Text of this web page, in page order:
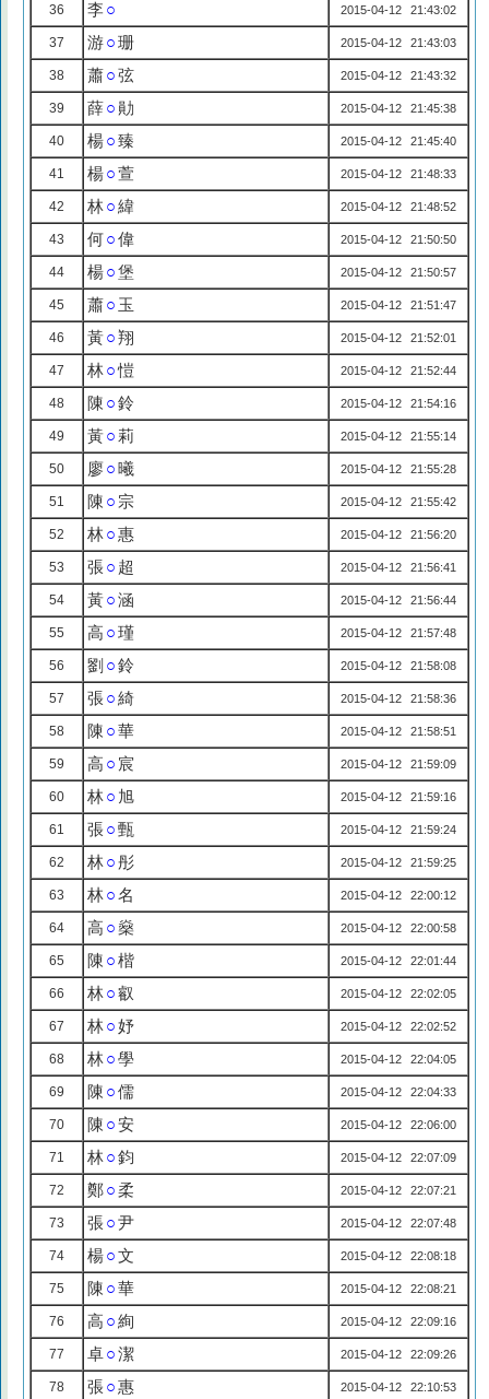
36 李○ 2015-04-12 21:43:02
37 游○珊 2015-04-12 21:43:03
38 蕭○弦 2015-04-12 21:43:32
39 薛○ 勛 2015-04-12 21:45:38
40 楊○臻 2015-04-12 21:45:40
41 楊○萱 2015-04-12 21:48:33
42 林○緯 2015-04-12 21:48:52
43 何○偉 2015-04-12 21:50:50
44 楊○堡 2015-04-12 21:50:57
45 蕭○ 玉 2015-04-12 21:51:47
46 黃○翔 2015-04-12 21:52:01
47 林○愷 2015-04-12 21:52:44
48 陳 ○鈴 2015-04-12 21:54:16
49 黃○ 莉 2015-04-12 21:55:14
50 廖○ 曦 2015-04-12 21:55:28
51 陳 ○ 宗 2015-04-12 21:55:42
52 林○惠 2015-04-12 21:56:20
53 張○ 超 2015-04-12 21:56:41
54 黃○涵 2015-04-12 21:56:44
55 高 ○瑾 2015-04-12 21:57:48
56 劉 ○鈴 2015-04-12 21:58:08
57 張○綺 2015-04-12 21:58:36
58 陳 ○華 2015-04-12 21:58:51
59 高 ○ 宸 2015-04-12 21:59:09
60 林○ 旭 2015-04-12 21:59:16
61 張○甄 2015-04-12 21:59:24
62 林○彤 2015-04-12 21:59:25
63 林○名 2015-04-12 22:00:12
64 高 ○燊 2015-04-12 22:00:58
65 陳 ○楷 2015-04-12 22:01:44
66 林○叡 2015-04-12 22:02:05
67 林○妤 2015-04-12 22:02:52
68 林○學 2015-04-12 22:04:05
69 陳 ○儒 2015-04-12 22:04:33
70 陳 ○安 2015-04-12 22:06:00
71 林○鈞 2015-04-12 22:07:09
72 鄭○柔 2015-04-12 22:07:21
73 張○尹 2015-04-12 22:07:48
74 楊○文 2015-04-12 22:08:18
75 陳 ○華 2015-04-12 22:08:21
76 高 ○絢 2015-04-12 22:09:16
77 卓○潔 2015-04-12 22:09:26
78 張○惠 2015-04-12 22:10:53